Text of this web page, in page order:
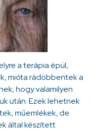
a terápia épül,
mióta rádöbbentek a
hogy valamilyen
után. Ezek lehetnek
műemlékek, de
által készített